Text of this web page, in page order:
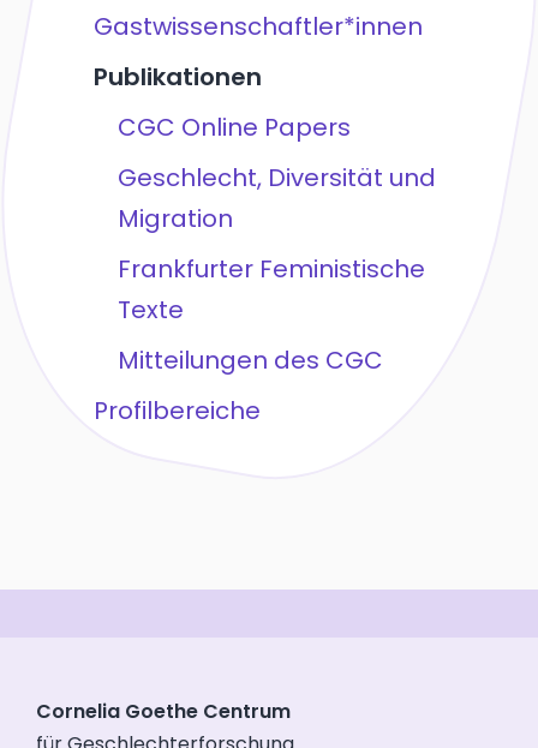
Gastwissenschaftler*innen
Publikationen
CGC Online Papers
Geschlecht, Diversität und
Migration
Frankfurter Feministische
Texte
Mitteilungen des CGC
Profilbereiche
Cornelia Goethe Centrum